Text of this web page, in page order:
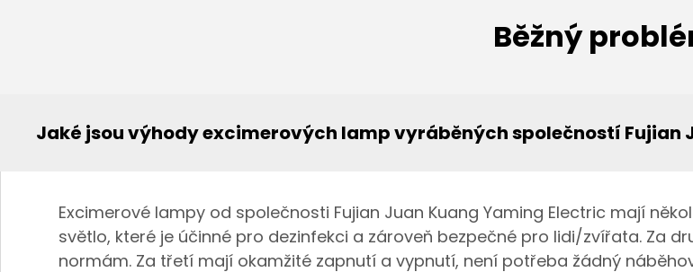
Běžný
Jaké jsou výhody excimerových lamp vyráběných společností Fujian
Excimerové lampy od společnosti Fujian Juan Kuang Yaming Electric mají
světlo, které je účinné pro dezinfekci a zároveň bezpečné pro lidi/zvířata. Za
normám. Za třetí mají okamžité zapnutí a vypnutí, není potřeba žádný